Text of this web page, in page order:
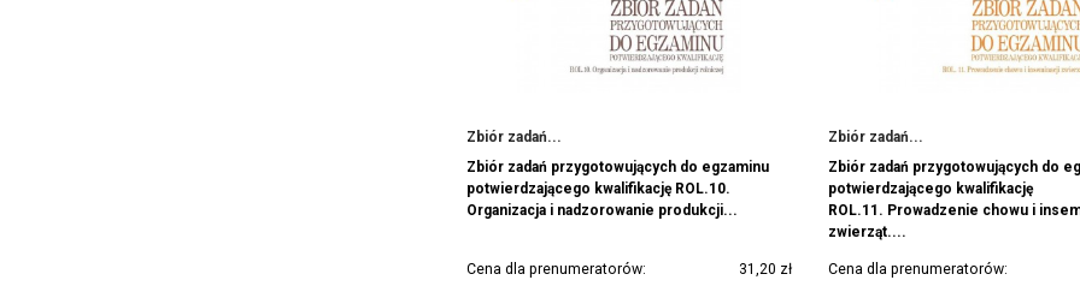
Zbiór zadań...
Zbiór zadań przygotowujących do egzaminu
potwierdzającego kwalifikację ROL.10.
Organizacja i nadzorowanie produkcji...
Cena dla prenumeratorów: 31,20 zł
Zbiór zadań...
Zbiór zadań przygotowujących do
potwierdzającego kwalifikację
ROL.11. Prowadzenie chowu i
zwierząt....
Cena dla prenumeratorów: